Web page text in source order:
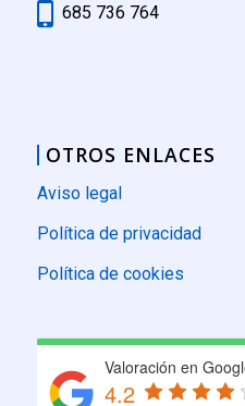
685 736 764
OTROS ENLACES
Aviso legal
Política de privacidad
Política de cookies
Valoración en
4.2